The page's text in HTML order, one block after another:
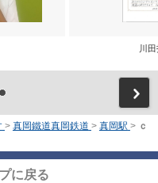
川
> 真岡鐵道真岡鉄道 > 真岡駅 > ｃ
に戻る